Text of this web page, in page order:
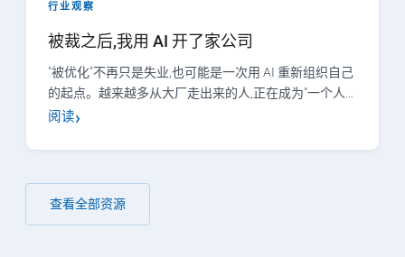
行业观察
被裁之后,我用 AI 开了家公司
"被优化"不再只是失业,也可能是一次用 AI 重新组织自己
的起点。越来越多从大厂走出来的人,正在成为"一个人…
阅读
查看全部资源